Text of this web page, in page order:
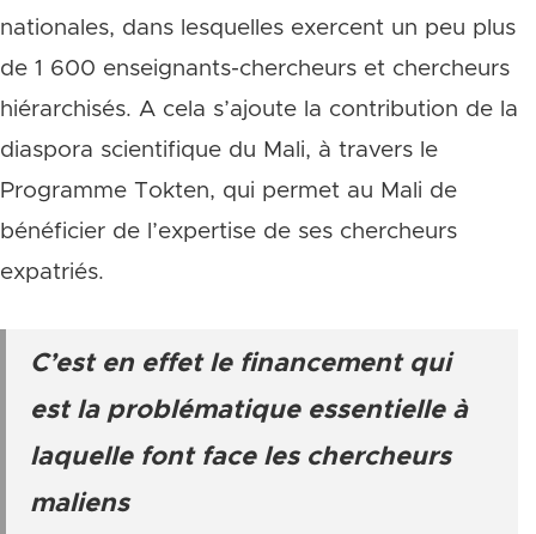
nationales, dans lesquelles exercent un peu plus
de 1 600 enseignants-chercheurs et chercheurs
hiérarchisés. A cela s’ajoute la contribution de la
diaspora scientifique du Mali, à travers le
Programme Tokten, qui permet au Mali de
bénéficier de l’expertise de ses chercheurs
expatriés.
C’est en effet le financement qui
est la problématique essentielle à
laquelle font face les chercheurs
maliens